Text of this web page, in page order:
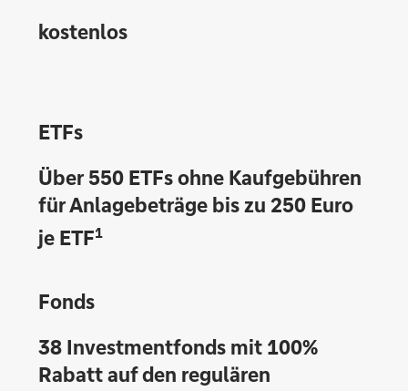
kostenlos
ETFs
Über 550 ETFs ohne Kaufgebühren
für Anlagebeträge bis zu 250 Euro
je ETF1
Fonds
38 Investmentfonds mit 100%
Rabatt auf den regulären